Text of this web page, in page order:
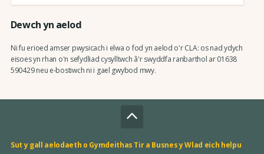
Dewch yn aelod
Ni fu erioed amser pwysicach i elwa o fod yn aelod o'r CLA: os nad ydych
eisoes yn rhan o'n sefydliad cysylltwch â'r swyddfa ranbarthol ar 01638
590429 neu e-bostiwch ni i gael gwybod mwy.
Sut y gall aelodaeth o Gymdeithas Tir a Busnes y Wlad eich helpu